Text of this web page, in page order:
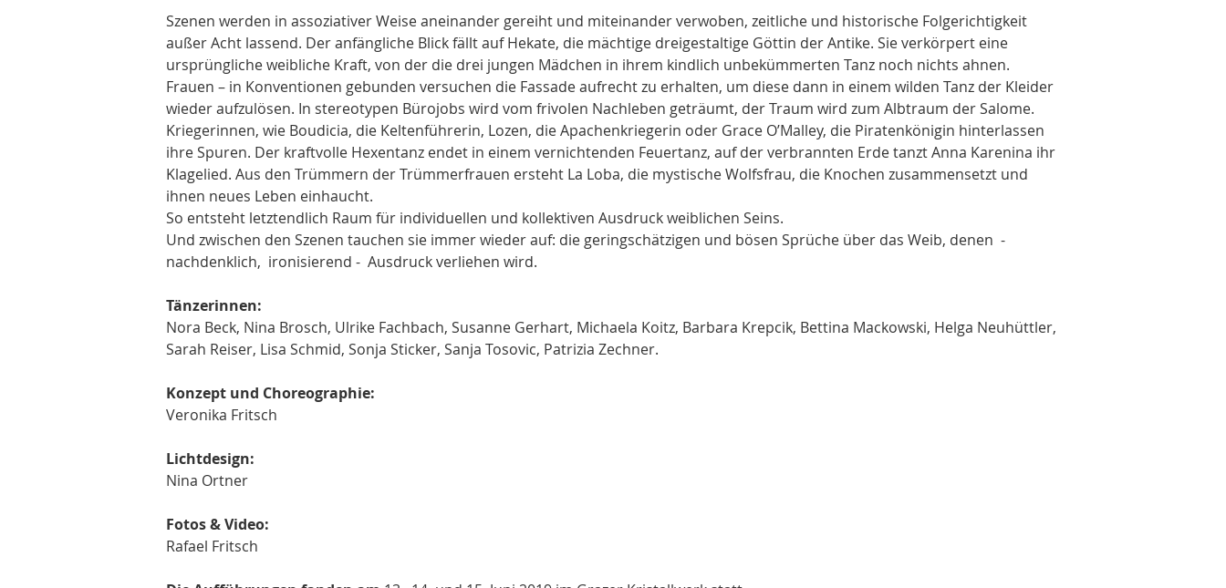
Szenen werden in assoziativer Weise aneinander gereiht und miteinander verwoben, zeitliche und historische Folgerichtigkeit
außer Acht lassend. Der anfängliche Blick fällt auf Hekate, die mächtige dreigestaltige Göttin der Antike. Sie verkörpert eine
ursprüngliche weibliche Kraft, von der die drei jungen Mädchen in ihrem kindlich unbekümmerten Tanz noch nichts ahnen.
Frauen – in Konventionen gebunden versuchen die Fassade aufrecht zu erhalten, um diese dann in einem wilden Tanz der Kleider
wieder aufzulösen. In stereotypen Bürojobs wird vom frivolen Nachleben geträumt, der Traum wird zum Albtraum der Salome.
Kriegerinnen, wie Boudicia, die Keltenführerin, Lozen, die Apachenkriegerin oder Grace O’Malley, die Piratenkönigin hinterlassen
ihre Spuren. Der kraftvolle Hexentanz endet in einem vernichtenden Feuertanz, auf der verbrannten Erde tanzt Anna Karenina ihr
Klagelied. Aus den Trümmern der Trümmerfrauen ersteht La Loba, die mystische Wolfsfrau, die Knochen zusammensetzt und
ihnen neues Leben einhaucht.
So entsteht letztendlich Raum für individuellen und kollektiven Ausdruck weiblichen Seins.
Und zwischen den Szenen tauchen sie immer wieder auf: die geringschätzigen und bösen Sprüche über das Weib, denen  -
nachdenklich,  ironisierend -  Ausdruck verliehen wird.
Tänzerinnen:
Nora Beck, Nina Brosch, Ulrike Fachbach, Susanne Gerhart, Michaela Koitz, Barbara Krepcik, Bettina Mackowski, Helga Neuhüttler,
Sarah Reiser, Lisa Schmid, Sonja Sticker, Sanja Tosovic, Patrizia Zechner.
Konzept und Choreographie:
Veronika Fritsch
Lichtdesign:
Nina Ortner
Fotos & Video:
Rafael Fritsch